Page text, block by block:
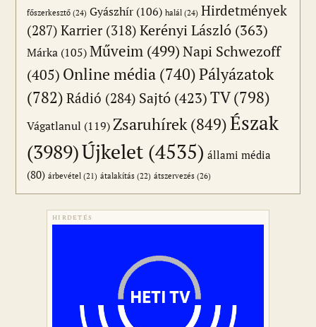
főszerkesztő (24) Gyászhír (106) halál (24) Hirdetmények
(287) Karrier(318) Kerényi László (363)
Márka (105) Műveim (499)Napi Schwezoff
(405) Online média (740)Pályázatok
(782) Rádió (284) Sajtó (423)TV(798)
Vágatlanul (119)Zsaruhírek(849)Észak
(3989)Újkelet (4535) állami média
(80) árbevétel (21) átalakítás (22) átszervezés (26)
HIRDETÉS